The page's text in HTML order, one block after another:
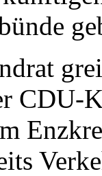
CDU-